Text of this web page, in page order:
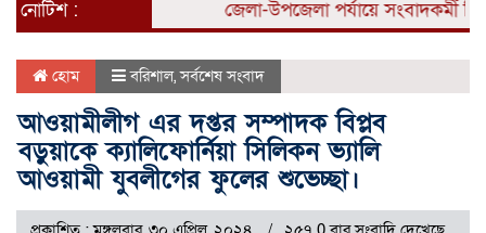
নোটিশ :
জেলা-উপজেলা পর্যায়ে সংবাদকর্মী
হোম বরিশাল,সর্বশেষ সংবাদ
আওয়ামীলীগ এর দপ্তর সম্পাদক বিপ্লব
বড়ুয়াকে ক্যালিফোর্নিয়া সিলিকন ভ্যালি
আওয়ামী যুবলীগের ফুলের শুভেচ্ছা।